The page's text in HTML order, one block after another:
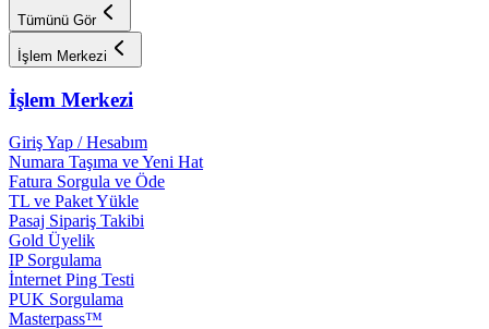
Tümünü Gör
İşlem Merkezi
İşlem Merkezi
Giriş Yap / Hesabım
Numara Taşıma ve Yeni Hat
Fatura Sorgula ve Öde
TL ve Paket Yükle
Pasaj Sipariş Takibi
Gold Üyelik
IP Sorgulama
İnternet Ping Testi
PUK Sorgulama
Masterpass™